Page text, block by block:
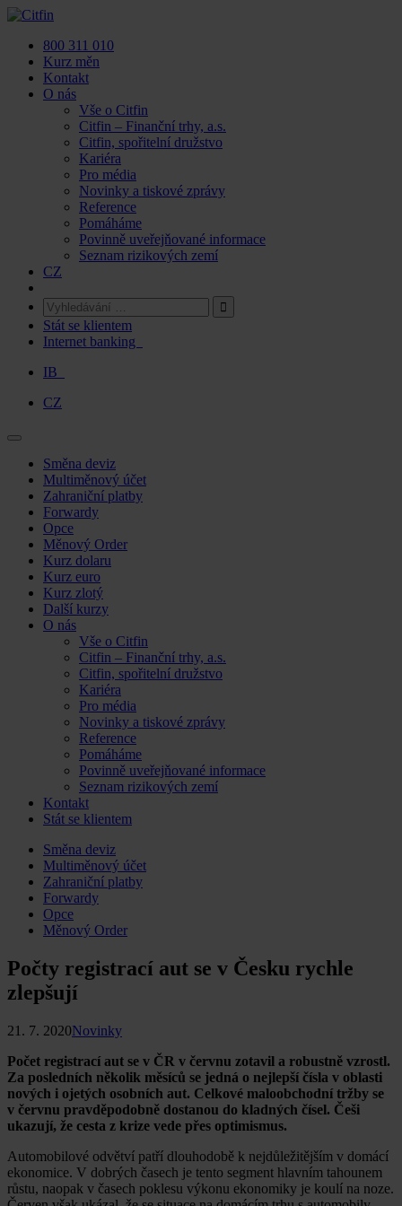
Skip
content800 311 010
Kurz měn
Kontakt
O nás
Vše o Citfin
Citfin – Finanční trhy, a.s.
Citfin, spořitelní družstvo
Kariéra
Pro média
Novinky a tiskové zprávy
Reference
Pomáháme
Povinně uveřejňované informace
Seznam rizikových zemí
CZ
Stát se klientem
Internet banking
IB
CZ
Skip
content
Směna deviz
Multiměnový účet
Zahraniční platby
Forwardy
Opce
Měnový Order
Kurz dolaru
Kurz euro
Kurz zlotý
Další kurzy
O nás
Vše o Citfin
Citfin – Finanční trhy, a.s.
Citfin, spořitelní družstvo
Kariéra
Pro média
Novinky a tiskové zprávy
Reference
Pomáháme
Povinně uveřejňované informace
Seznam rizikových zemí
Kontakt
Stát se klientem
Skip
content
Směna deviz
Multiměnový účet
Zahraniční platby
Forwardy
Opce
Měnový Order
Počty registrací aut se v Česku rychle
zlepšují
21. 7. 2020Novinky
Počet registrací aut se v ČR v červnu zotavil a robustně vzrostl.
Za posledních několik měsíců se jedná o nejlepší čísla v oblasti
nových i ojetých osobních aut. Celkové maloobchodní tržby se
v červnu pravděpodobně dostanou do kladných čísel. Češi
ukazují, že cesta z krize vede přes optimismus.
Automobilové odvětví patří dlouhodobě k nejdůležitějším v domácí
ekonomice. V dobrých časech je tento segment hlavním tahounem
růstu, naopak v časech poklesu výkonu ekonomiky je koulí na noze.